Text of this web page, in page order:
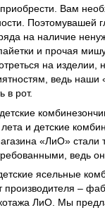
Вам
Поэтомувашей
на наличие
и прочая
на изделии,
ведь наши
в рот.
и детские
«ЛиО» стали
ведь
ясельные
производителя –
ЛиО. Мы